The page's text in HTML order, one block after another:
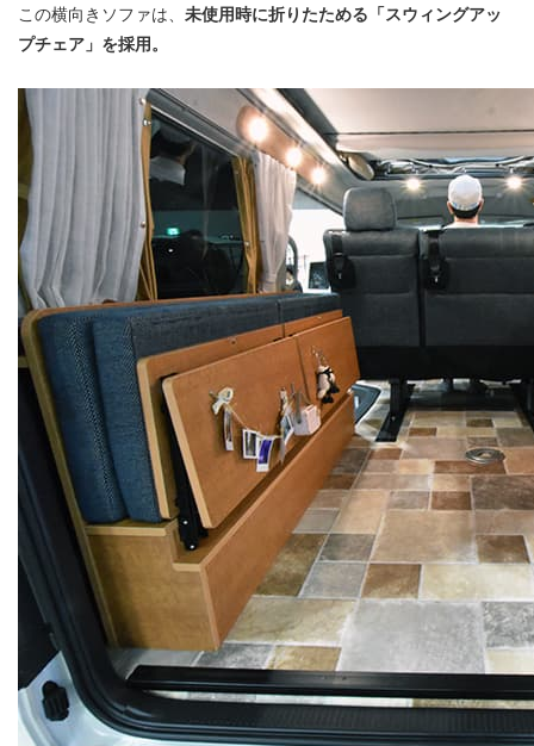
この横向きソファは、 未使用時に折りたためる「スウィングアッ
プチェア」を採用。